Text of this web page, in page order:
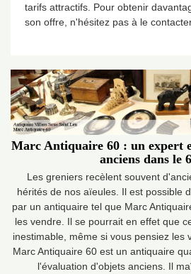
tarifs attractifs. Pour obtenir
son offre, n'hésitez pas à le
Marc Antiquaire 60 : un expert
anciens dans le
Les greniers recèlent souvent
hérités de nos aïeules. Il est possible
par un antiquaire tel que Marc
les vendre. Il se pourrait en effet que
inestimable, même si vous pensiez les
Marc Antiquaire 60 est un antiquaire
l'évaluation d'objets anciens. Il